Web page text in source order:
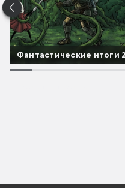
Фантастические итоги